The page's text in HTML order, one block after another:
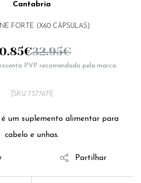
Cantabria
FORTE (X60 CÁPSULAS)
um suplemento alimentar para
cabelo e unhas.
[SKU 7377671]
€32.95€
PVP recomendado pela marca.
Partilhar